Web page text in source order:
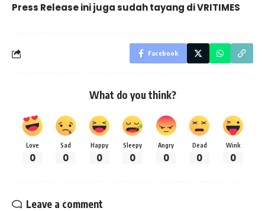
Press Release ini juga sudah tayang diVRITIMES
Facebook
What do you think?
Love
0
Sad
0
Happy
0
Sleepy
0
Angry
0
Dead
0
Wink
0
Leave a comment